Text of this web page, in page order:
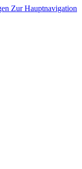
Zur Hauptnavigation